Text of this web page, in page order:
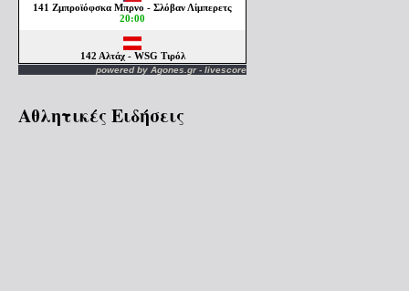
powered by Agones.gr- livescore
Αθλητικές Ειδήσεις